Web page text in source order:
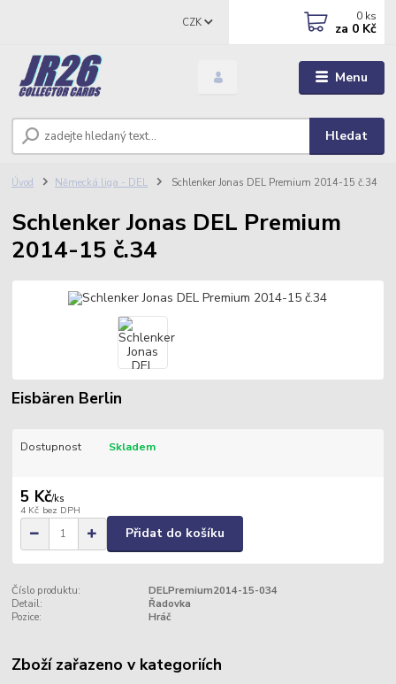
Menu
CZK
Hledat
0 ks
za 0 Kč
Úvod Německá liga - DEL Schlenker Jonas DEL Premium 2014-15 č.34
Schlenker Jonas DEL Premium
2014-15 č.34
Eisbären Berlin
Dostupnost Skladem
5 Kč/ks
4 Kč bez DPH
Přidat do košíku
Číslo produktu:
DELPremium2014-15-034
Detail:
Řadovka
Pozice:
Hráč
Zboží zařazeno v kategoriích